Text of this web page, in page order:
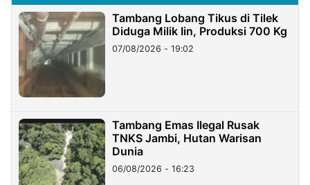
Tambang Lobang Tikus di Tilek
Diduga Milik Iin, Produksi 700 Kg
07/08/2026 - 19:02
Tambang Emas Ilegal Rusak
TNKS Jambi, Hutan Warisan
Dunia
06/08/2026 - 16:23